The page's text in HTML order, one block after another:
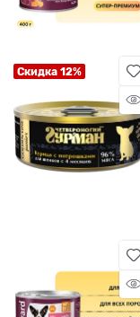
Скидка 12%